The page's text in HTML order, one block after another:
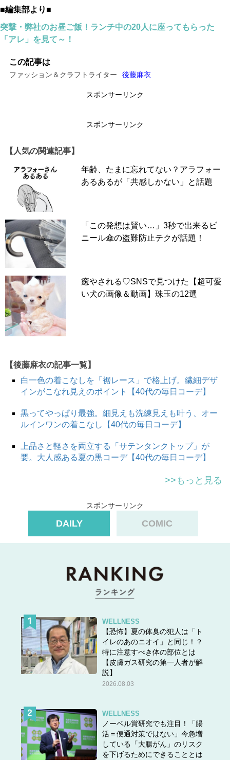
■編集部より■
突撃・弊社のお昼ご飯！ランチ中の20人に座ってもらった
「アレ」を見て～！
この記事は
ファッション＆クラフトライター 後藤麻衣
スポンサーリンク
スポンサーリンク
【人気の関連記事】
年齢、たまに忘れてない？アラフォー
あるあるが「共感しかない」と話題
「この発想は賢い…」3秒で出来るビ
ニール傘の盗難防止テクが話題！
癒やされる♡SNSで見つけた【超可愛
い犬の画像＆動画】珠玉の12選
【後藤麻衣の記事一覧】
白一色の着こなしを「裾レース」で格上げ。繊細デザ
インがこなれ見えのポイント【40代の毎日コーデ】
黒ってやっぱり最強。細見えも洗練見えも叶う、オー
ルインワンの着こなし【40代の毎日コーデ】
上品さと軽さを両立する「サテンタンクトップ」が
要。大人感ある夏の黒コーデ【40代の毎日コーデ】
>>もっと見る
スポンサーリンク
DAILY COMIC
WELLNESS
【恐怖】夏の体臭の犯人は「ト
イレのあのニオイ」と同じ！？
特に注意すべき体の部位とは
【皮膚ガス研究の第一人者が解
説】
2026.08.03
WELLNESS
ノーベル賞研究でも注目！「腸
活＝便通対策ではない」今急増
している「大腸がん」のリスク
を下げるためにできることとは